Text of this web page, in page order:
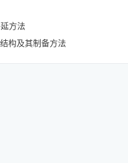
方法
构及其制备方法